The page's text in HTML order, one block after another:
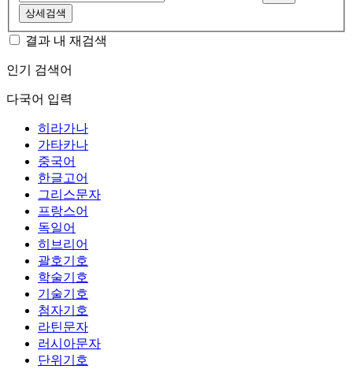
상세검색
결과 내 재검색
인기 검색어
다국어 입력
히라가나
가타카나
중국어
한글고어
그리스문자
프랑스어
독일어
히브리어
괄호기호
학술기호
기술기호
첨자기호
라틴문자
러시아문자
단위기호